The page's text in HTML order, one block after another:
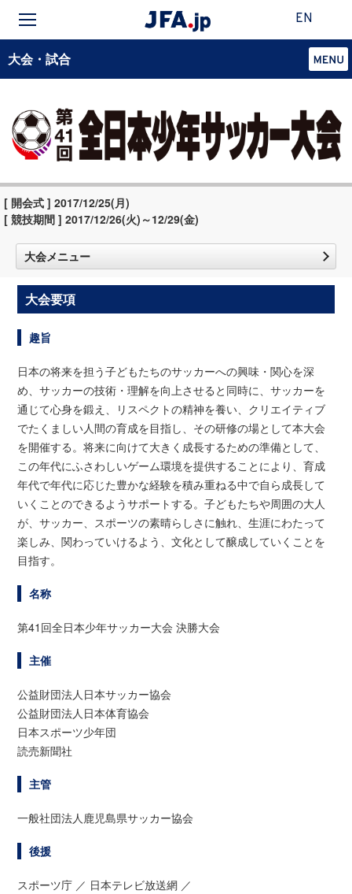
EN
大会・試合
[ 開会式 ] 2017/12/25(月)
[ 競技期間 ] 2017/12/26(火)～12/29(金)
大会メニュー
大会要項
趣旨
日本の将来を担う子どもたちのサッカーへの興味・関心を深
め、サッカーの技術・理解を向上させると同時に、サッカーを
通じて心身を鍛え、リスペクトの精神を養い、クリエイティブ
でたくましい人間の育成を目指し、その研修の場として本大会
を開催する。将来に向けて大きく成長するための準備として、
この年代にふさわしいゲーム環境を提供することにより、育成
年代で年代に応じた豊かな経験を積み重ねる中で自ら成長して
いくことのできるようサポートする。子どもたちや周囲の大人
が、サッカー、スポーツの素晴らしさに触れ、生涯にわたって
楽しみ、関わっていけるよう、文化として醸成していくことを
目指す。
名称
第41回全日本少年サッカー大会 決勝大会
主催
公益財団法人日本サッカー協会
公益財団法人日本体育協会
日本スポーツ少年団
読売新聞社
主管
一般社団法人鹿児島県サッカー協会
後援
スポーツ庁 ／ 日本テレビ放送網 ／